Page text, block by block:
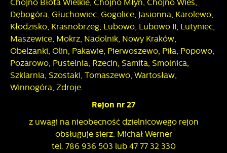
Chojno Błota Wielkie, Chojno Młyn, Chojno Wieś,
Dębogóra, Głuchowiec, Gogolice, Jasionna, Karolewo,
Kłodzisko, Krasnobrzeg, Lubowo, Lubowo II, Lutyniec,
Maszewice, Mokrz, Nadolnik, Nowy Kraków,
Obelzanki, Olin, Pakawie, Pierwoszewo, Piła, Popowo,
Pożarowo, Pustelnia, Rzecin, Samita, Smolnica,
Szklarnia, Szostaki, Tomaszewo, Wartosław,
Winnogóra, Zdroje.
Rejon nr 27
z uwagi na nieobecność dzielnicowego rejon
obsługuje sierż. Michał Werner
tel. 786 936 503 lub 47 77 32 330